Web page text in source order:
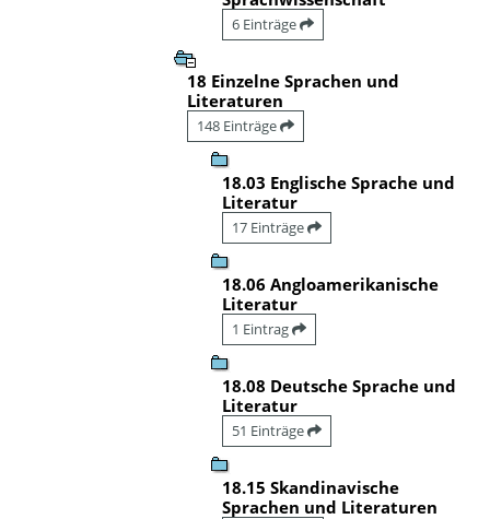
6 Einträge
18 Einzelne Sprachen und
Literaturen
148 Einträge
18.03 Englische Sprache und
Literatur
17 Einträge
18.06 Angloamerikanische
Literatur
1 Eintrag
18.08 Deutsche Sprache und
Literatur
51 Einträge
18.15 Skandinavische
Sprachen und Literaturen